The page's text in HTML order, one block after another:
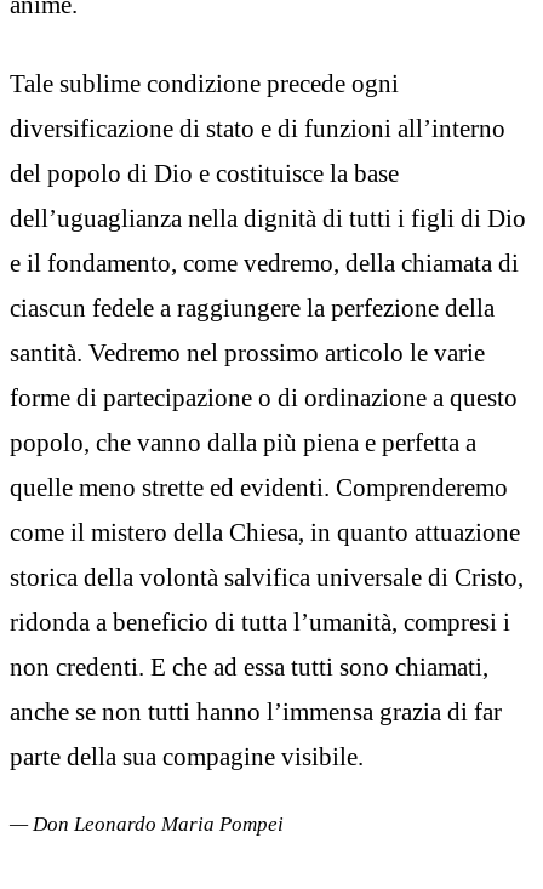
Tale sublime condizione precede ogni
diversificazione di stato e di funzioni all’interno
del popolo di Dio e costituisce la base
dell’uguaglianza nella dignità di tutti i figli di Dio
e il fondamento, come vedremo, della chiamata di
ciascun fedele a raggiungere la perfezione della
santità. Vedremo nel prossimo articolo le varie
forme di partecipazione o di ordinazione a questo
popolo, che vanno dalla più piena e perfetta a
quelle meno strette ed evidenti. Comprenderemo
come il mistero della Chiesa, in quanto attuazione
storica della volontà salvifica universale di Cristo,
ridonda a beneficio di tutta l’umanità, compresi i
non credenti. E che ad essa tutti sono chiamati,
anche se non tutti hanno l’immensa grazia di far
parte della sua compagine visibile.
— Don Leonardo Maria Pompei